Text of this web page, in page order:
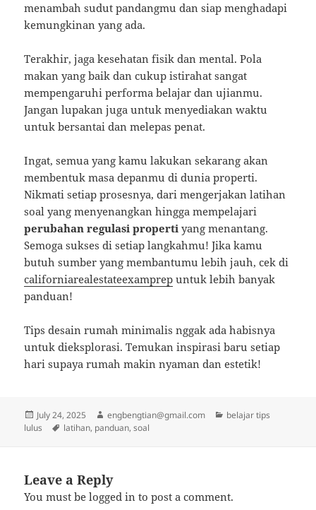
menambah sudut pandangmu dan siap menghadapi
kemungkinan yang ada.
Terakhir, jaga kesehatan fisik dan mental. Pola
makan yang baik dan cukup istirahat sangat
mempengaruhi performa belajar dan ujianmu.
Jangan lupakan juga untuk menyediakan waktu
untuk bersantai dan melepas penat.
Ingat, semua yang kamu lakukan sekarang akan
membentuk masa depanmu di dunia properti.
Nikmati setiap prosesnya, dari mengerjakan latihan
soal yang menyenangkan hingga mempelajari
perubahan regulasi properti yang menantang.
Semoga sukses di setiap langkahmu! Jika kamu
butuh sumber yang membantumu lebih jauh, cek di
californiarealestateexamprep untuk lebih banyak
panduan!
Tips desain rumah minimalis nggak ada habisnya
untuk dieksplorasi. Temukan inspirasi baru setiap
hari supaya rumah makin nyaman dan estetik!
Posted
on
July 24, 2025 Author
engbengtian@gmail.com Categories
belajar tips
lulus
Tags
latihan, panduan,soal
Leave a Reply
You must belogged in to post a comment.